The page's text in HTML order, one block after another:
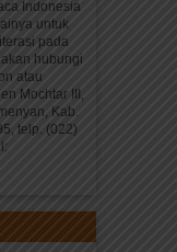
Indonesia
untuk
pada
hubungi
atau
Mochtar III,
Kab.
telp. (022)